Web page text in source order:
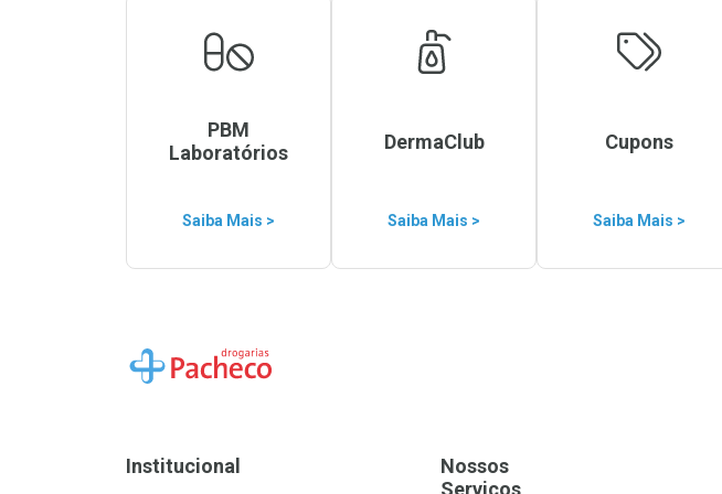
PBM
Laboratórios
Saiba Mais >
DermaClub
Saiba Mais >
Cupons
Saiba Mais >
Ir para a Home
Institucional
Nossos
Serviços